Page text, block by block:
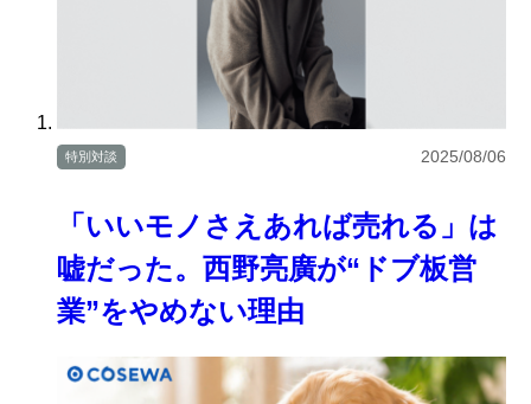
「いいモノさえあれば売れる」は
嘘だった。西野亮廣が“ドブ板営
業”をやめない理由
特別対談 2025/08/06